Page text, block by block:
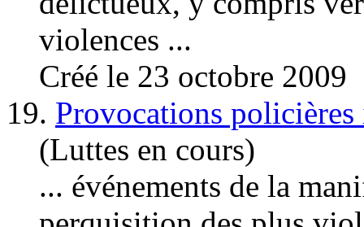
violences ...
Créé le 23 octobre 2009
19. Provocations
(Luttes en cours)
... événements de la